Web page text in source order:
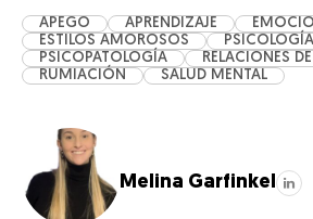
APEGO APRENDIZAJE
ESTILOS AMOROSOS
PSICOLOGÍA
PSICOPATOLOGÍA
RELACIONES
RUMIACIÓN
SALUD MENTAL
Melina Garfinkel